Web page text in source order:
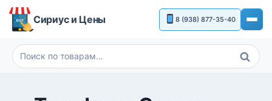
Перейти
Сириус и Цены 8 (938) 877-35-40
Искать:
Поиск